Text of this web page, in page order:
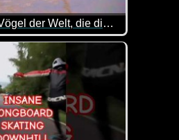
Die lustigsten Vögel der Welt, die dich vor Lachen zum Weinen bringen werden
mit Vögeln. Ja, auch die